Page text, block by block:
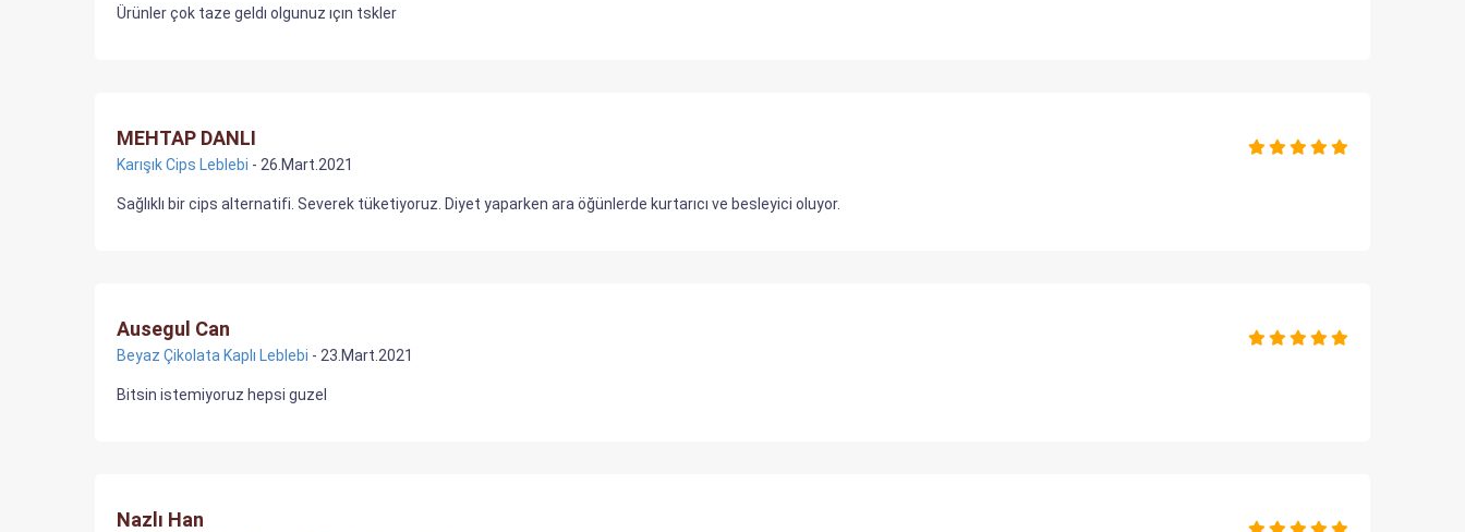
Ürünler çok taze geldı olgunuz ıçın tskler
MEHTAP DANLI
Karışık Cips Leblebi - 26.Mart.2021
Sağlıklı bir cips alternatifi. Severek tüketiyoruz. Diyet yaparken ara öğünlerde kurtarıcı ve besleyici oluyor.
Ausegul Can
Beyaz Çikolata Kaplı Leblebi - 23.Mart.2021
Bitsin istemiyoruz hepsi guzel
Nazlı Han